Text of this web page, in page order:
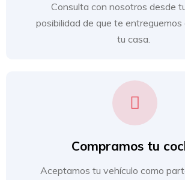
Consulta con nosotros desde
posibilidad de que te entreguemos
tu casa.
Compramos tu
Aceptamos tu vehículo como